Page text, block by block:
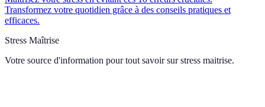
Transformez votre quotidien grâce à des conseils pratiques et
efficaces.
Stress Maîtrise
Votre source d'information pour tout savoir sur stress maitrise.